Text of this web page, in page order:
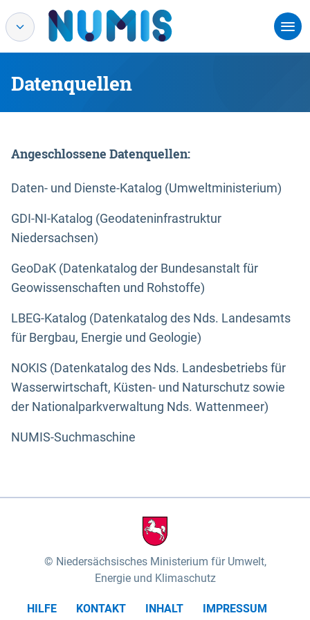
Datenquellen
Angeschlossene Datenquellen:
Daten- und Dienste-Katalog (Umweltministerium)
GDI-NI-Katalog (Geodateninfrastruktur
Niedersachsen)
GeoDaK (Datenkatalog der Bundesanstalt für
Geowissenschaften und Rohstoffe)
LBEG-Katalog (Datenkatalog des Nds. Landesamts
für Bergbau, Energie und Geologie)
NOKIS (Datenkatalog des Nds. Landesbetriebs für
Wasserwirtschaft, Küsten- und Naturschutz sowie
der Nationalparkverwaltung Nds. Wattenmeer)
NUMIS-Suchmaschine
Niedersächsisches Ministerium für Umwelt,
Energie und Klimaschutz
HILFE KONTAKT INHALT
IMPRESSUM